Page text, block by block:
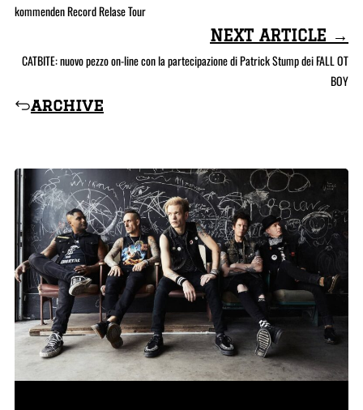
kommenden Record Relase Tour
archive
NEXT ARTICLE →
CATBITE: nuovo pezzo on-line con la partecipazione di Patrick Stump dei FALL OT
BOY